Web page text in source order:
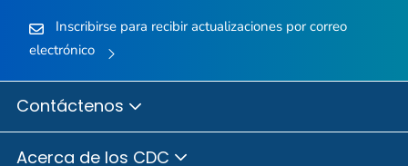
Inscribirse para recibir actualizaciones por correo
electrónico
Contáctenos
Acerca de los CDC